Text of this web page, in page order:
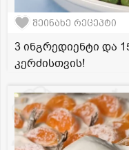
შეინახე რეცეპტი
3 ინგრედიენტი და
კერძისთვის!